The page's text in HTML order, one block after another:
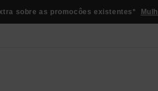
sobre as promocôes existentes*